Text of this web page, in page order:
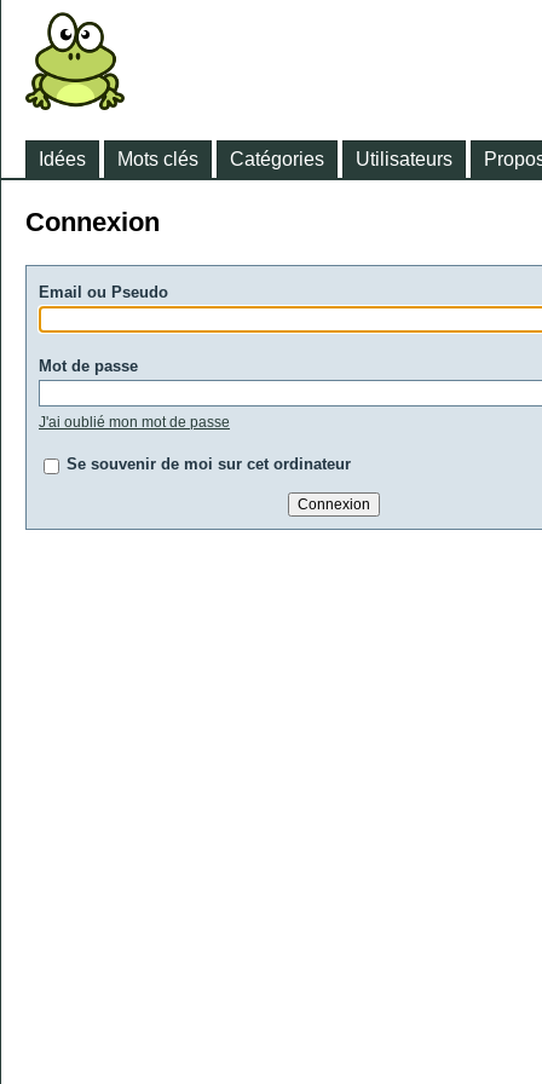
Idées Mots clés Catégories Utilisateurs
Connexion
Email ou Pseudo
Mot de passe
J'ai oublié mon mot de passe
Se souvenir de moi sur cet ordinateur